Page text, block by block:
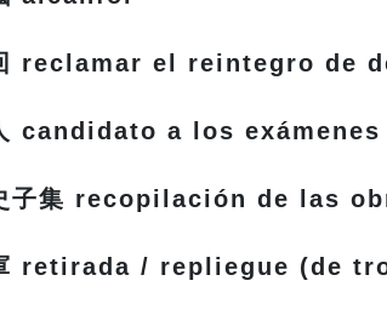
reclamar el reintegro de
candidato a los
子集 recopilación de las
retirada / repliegue (de